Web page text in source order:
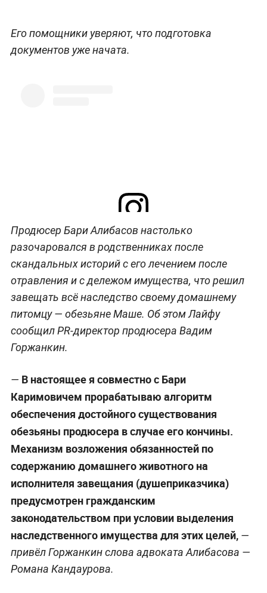
Его помощники уверяют, что подготовка
документов уже начата.
Публикация от Бари Алибасов (@alibasov_nana)
Продюсер Бари Алибасов настолько
разочаровался в родственниках после
скандальных историй с его лечением после
отравления и с дележом имущества, что решил
завещать всё наследство своему домашнему
питомцу — обезьяне Маше. Об этом Лайфу
сообщил PR-директор продюсера Вадим
Горжанкин.
— В настоящее я совместно с Бари
Каримовичем прорабатываю алгоритм
обеспечения достойного существования
обезьяны продюсера в случае его кончины.
Механизм возложения обязанностей по
содержанию домашнего животного на
исполнителя завещания (душеприказчика)
предусмотрен гражданским
законодательством при условии выделения
наследственного имущества для этих целей,—
привёл Горжанкин слова адвоката Алибасова —
Романа Кандаурова.